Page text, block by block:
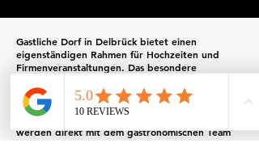
Gastliche Dorf in Delbrück bietet einen
eigenständigen Rahmen für Hochzeiten und
Firmenveranstaltungen. Das besondere
bis zu etwa 100 Gästen und lässt sich individuell
an Bestuhlung, Tanzfläche und Programmpunkte
anpassen. Speisen, Getränke und Service
werden direkt mit dem gastronomischen Team